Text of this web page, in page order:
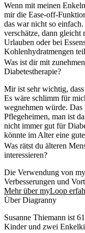
Wenn mit meinen
mir die Ease-off-
das war nicht so
verschätze, dann gleicht
Urlauben oder bei
Kohlenhydratmengen
Was ist dir mit
Diabetestherapie?
Mir ist sehr wichtig,
Es wäre schlimm für
wegnehmen würde.
Pflegeheimen, man ist
nicht immer gut für
könnte im Alter eine
Was rätst du älteren
interessieren?
Die Verwendung von
Verbesserungen und
Mehr über myLoop
Über Diagranny
Susanne Thiemann ist
Kinder und zwei